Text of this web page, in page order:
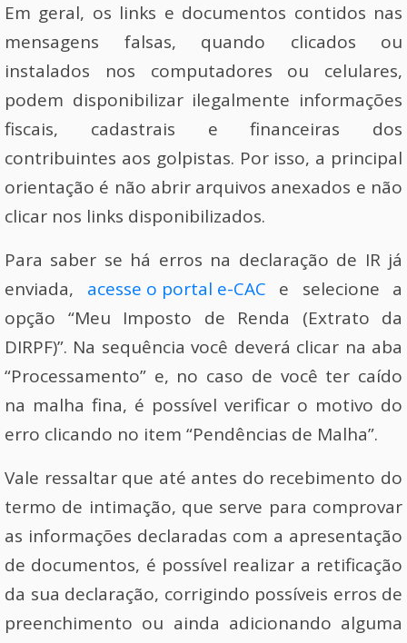
Em geral, os links e documentos contidos nas
mensagens falsas, quando clicados ou
instalados nos computadores ou celulares,
podem disponibilizar ilegalmente informações
fiscais, cadastrais e financeiras dos
contribuintes aos golpistas. Por isso, a principal
orientação é não abrir arquivos anexados e não
clicar nos links disponibilizados.
Para saber se há erros na declaração de IR já
enviada, acesse o portal e-CAC e selecione a
opção “Meu Imposto de Renda (Extrato da
DIRPF)”. Na sequência você deverá clicar na aba
“Processamento” e, no caso de você ter caído
na malha fina, é possível verificar o motivo do
erro clicando no item “Pendências de Malha”.
Vale ressaltar que até antes do recebimento do
termo de intimação, que serve para comprovar
as informações declaradas com a apresentação
de documentos, é possível realizar a retificação
da sua declaração, corrigindo possíveis erros de
preenchimento ou ainda adicionando alguma